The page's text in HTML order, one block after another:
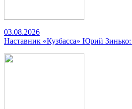
03.08.2026
Наставник «Кузбасса» Юрий